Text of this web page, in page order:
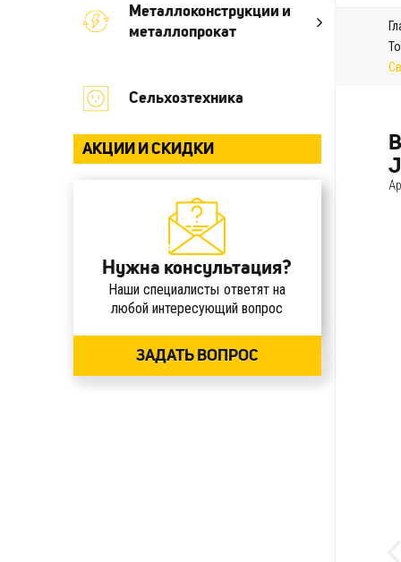
Металлоконструкции и
металлопрокат
Сельхозтехника
АКЦИИ И СКИДКИ
Нужна консультация?
Наши специалисты ответят на
любой интересующий вопрос
ЗАДАТЬ ВОПРОС